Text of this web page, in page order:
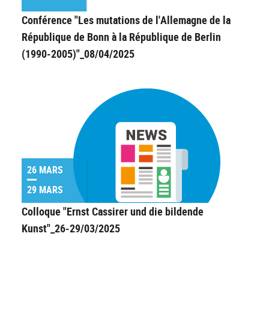
Conférence "Les mutations de l'Allemagne de la
République de Bonn à la République de Berlin
(1990-2005)"_08/04/2025
26 MARS
29 MARS
Colloque "Ernst Cassirer und die bildende
Kunst"_26-29/03/2025